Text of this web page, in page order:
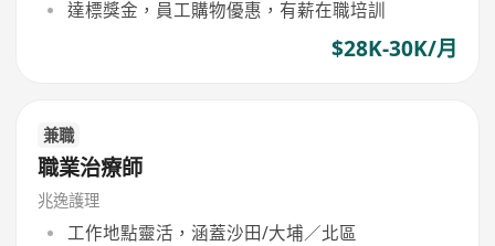
達標獎金，員工購物優惠，有薪在職培訓
$28K-30K/月
兼職
職業治療師
兆逸護理
工作地點靈活，涵蓋沙田/大埔／北區